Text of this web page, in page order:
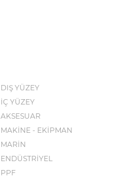
DIŞ YÜZEY
İÇ YÜZEY
AKSESUAR
MAKİNE - EKİPMAN
MARİN
ENDÜSTRİYEL
PPF